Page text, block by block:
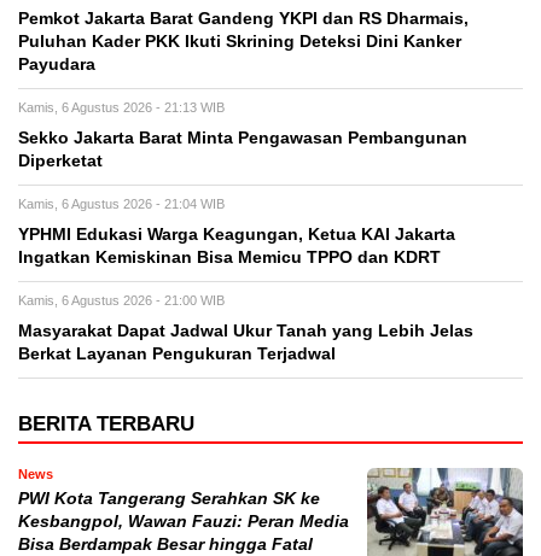
Pemkot Jakarta Barat Gandeng YKPI dan RS Dharmais,
Puluhan Kader PKK Ikuti Skrining Deteksi Dini Kanker
Payudara
Kamis, 6 Agustus 2026 - 21:13 WIB
Sekko Jakarta Barat Minta Pengawasan Pembangunan
Diperketat
Kamis, 6 Agustus 2026 - 21:04 WIB
YPHMI Edukasi Warga Keagungan, Ketua KAI Jakarta
Ingatkan Kemiskinan Bisa Memicu TPPO dan KDRT
Kamis, 6 Agustus 2026 - 21:00 WIB
Masyarakat Dapat Jadwal Ukur Tanah yang Lebih Jelas
Berkat Layanan Pengukuran Terjadwal
BERITA TERBARU
News
PWI Kota Tangerang Serahkan SK ke
Kesbangpol, Wawan Fauzi: Peran Media
Bisa Berdampak Besar hingga Fatal